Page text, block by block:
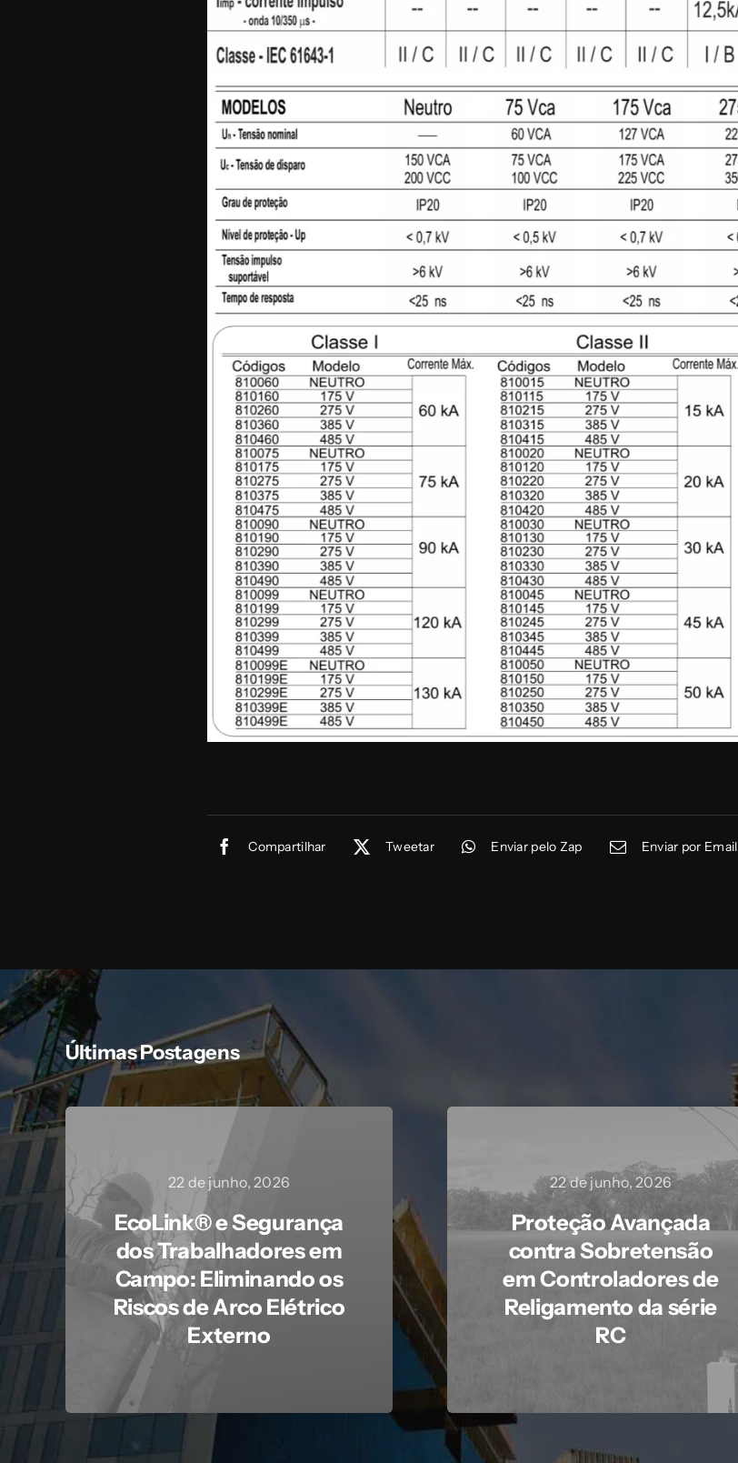
Compartilhar Tweetar Enviar pelo Zap Enviar por Email
Últimas Postagens
22 de junho, 2026
EcoLink® e Segurança
dos Trabalhadores em
Campo: Eliminando os
Riscos de Arco Elétrico
Externo
22 de junho, 2026
Proteção Avançada
contra Sobretensão
em Controladores de
Religamento da série
RC